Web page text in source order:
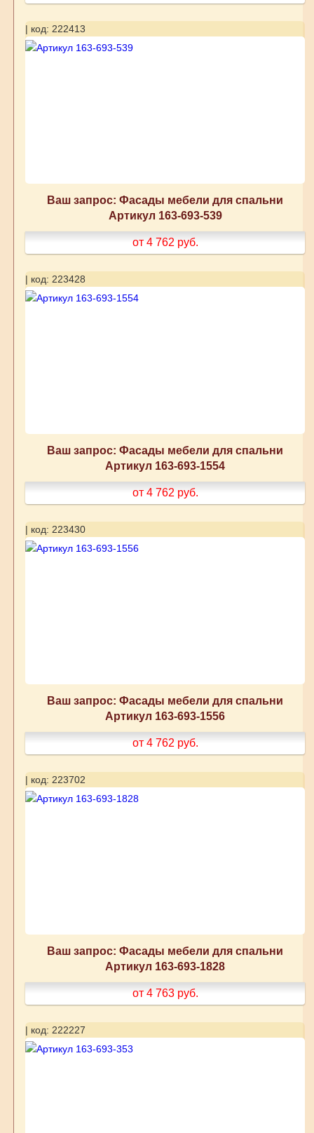
| код: 222413
Ваш запрос: Фасады мебели для спальни
Артикул 163-693-539
от 4 762 руб.
| код: 223428
Ваш запрос: Фасады мебели для спальни
Артикул 163-693-1554
от 4 762 руб.
| код: 223430
Ваш запрос: Фасады мебели для спальни
Артикул 163-693-1556
от 4 762 руб.
| код: 223702
Ваш запрос: Фасады мебели для спальни
Артикул 163-693-1828
от 4 763 руб.
| код: 222227